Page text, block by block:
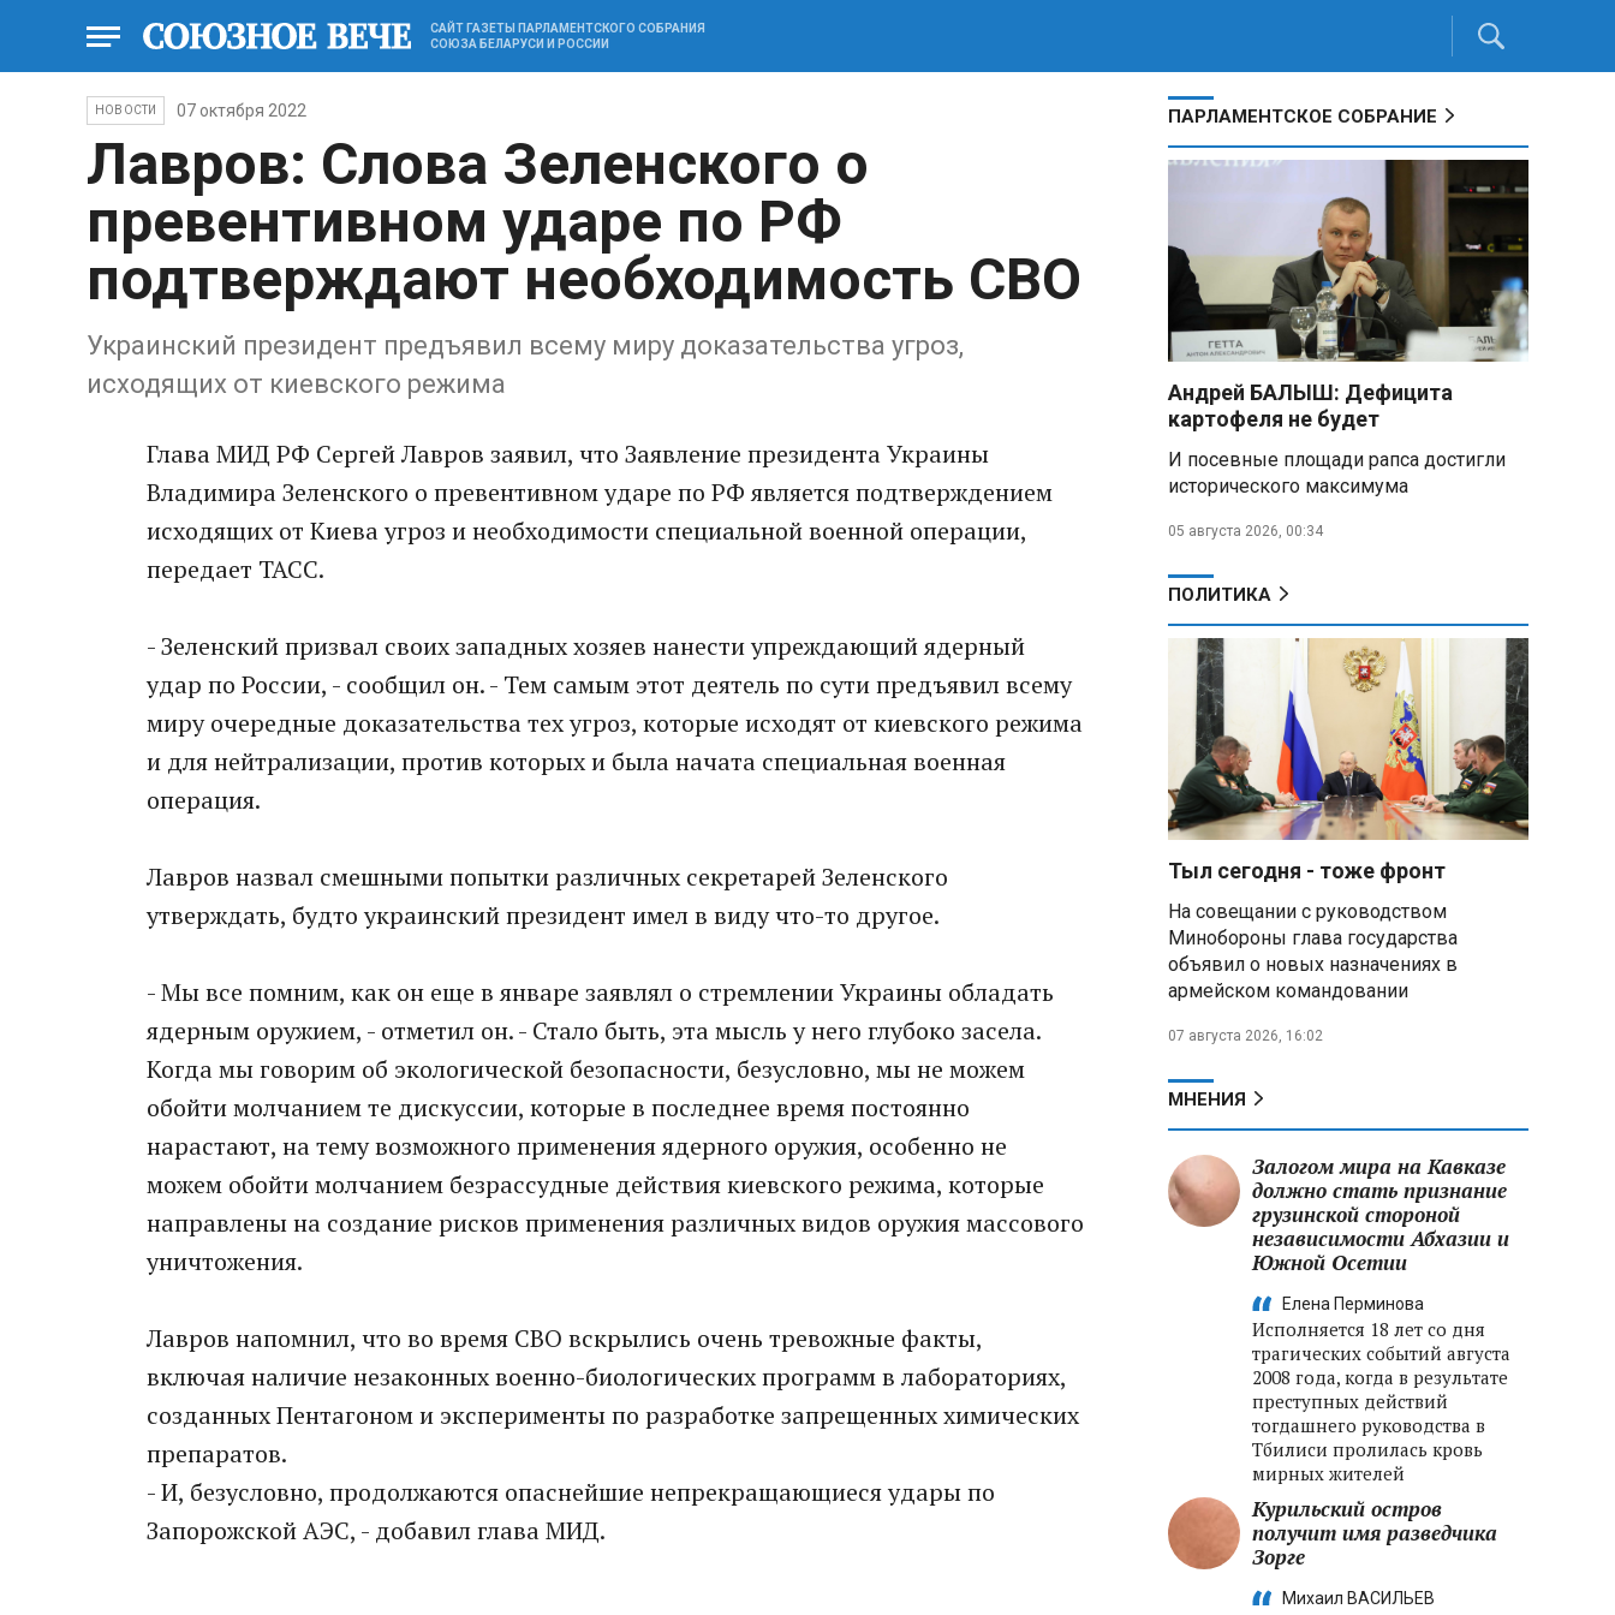
САЙТ ГАЗЕТЫ ПАРЛАМЕНТСКОГО СОБРАНИЯ
СОЮЗА БЕЛАРУСИ И РОССИИ
НОВОСТИ 07 октября 2022
Лавров: Слова Зеленского о
превентивном ударе по РФ
подтверждают необходимость СВО
Украинский президент предъявил всему миру доказательства угроз,
исходящих от киевского режима
Глава МИД РФ Сергей Лавров заявил, что Заявление президента Украины
Владимира Зеленского о превентивном ударе по РФ является подтверждением
исходящих от Киева угроз и необходимости специальной военной операции,
передает ТАСС.
- Зеленский призвал своих западных хозяев нанести упреждающий ядерный
удар по России, - сообщил он. - Тем самым этот деятель по сути предъявил всему
миру очередные доказательства тех угроз, которые исходят от киевского режима
и для нейтрализации, против которых и была начата специальная военная
операция.
Лавров назвал смешными попытки различных секретарей Зеленского
утверждать, будто украинский президент имел в виду что-то другое.
- Мы все помним, как он еще в январе заявлял о стремлении Украины обладать
ядерным оружием, - отметил он. - Стало быть, эта мысль у него глубоко засела.
Когда мы говорим об экологической безопасности, безусловно, мы не можем
обойти молчанием те дискуссии, которые в последнее время постоянно
нарастают, на тему возможного применения ядерного оружия, особенно не
можем обойти молчанием безрассудные действия киевского режима, которые
направлены на создание рисков применения различных видов оружия массового
уничтожения.
Лавров напомнил, что во время СВО вскрылись очень тревожные факты,
включая наличие незаконных военно-биологических программ в лабораториях,
созданных Пентагоном и эксперименты по разработке запрещенных химических
препаратов.
- И, безусловно, продолжаются опаснейшие непрекращающиеся удары по
Запорожской АЭС, - добавил глава МИД.
ПАРЛАМЕНТСКОЕ СОБРАНИЕ
Андрей БАЛЫШ: Дефицита
картофеля не будет
И посевные площади рапса достигли
исторического максимума
05 августа 2026, 00:34
ПОЛИТИКА
Тыл сегодня - тоже фронт
На совещании с руководством
Минобороны глава государства
объявил о новых назначениях в
армейском командовании
07 августа 2026, 16:02
МНЕНИЯ
Залогом мира на Кавказе
должно стать признание
грузинской стороной
независимости Абхазии и
Южной Осетии
Елена Перминова
Исполняется 18 лет со дня
трагических событий августа
2008 года, когда в результате
преступных действий
тогдашнего руководства в
Тбилиси пролилась кровь
мирных жителей
Курильский остров
получит имя разведчика
Зорге
Михаил ВАСИЛЬЕВ